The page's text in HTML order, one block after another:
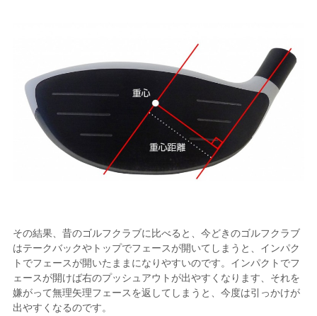
その結果、昔のゴルフクラブに比べると、今どきのゴルフクラブ
はテークバックやトップでフェースが開いてしまうと、インパク
トでフェースが開いたままになりやすいのです。インパクトでフ
ェースが開けば右のプッシュアウトが出やすくなります、それを
嫌がって無理矢理フェースを返してしまうと、今度は引っかけが
出やすくなるのです。